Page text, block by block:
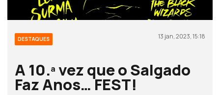
DESTAQUES 13 jan, 2023, 15:18
A 10.ª vez que o Salgado
Faz Anos… FEST!